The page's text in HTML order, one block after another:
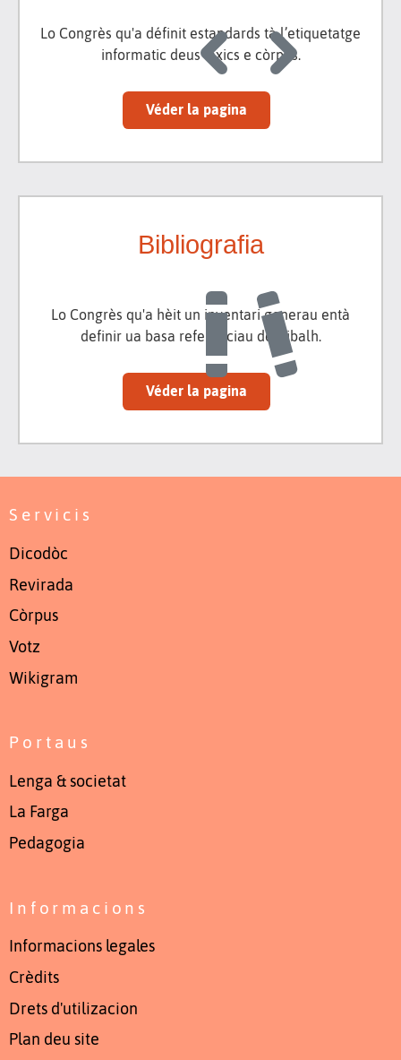
Lo Congrès qu'a définit estandards tà l’etiquetatge
informatic deus lexics e còrpus.
Véder la pagina
Bibliografia
Lo Congrès qu'a hèit un inventari generau entà
definir ua basa referenciau de tribalh.
Véder la pagina
Servicis
Dicodòc
Revirada
Còrpus
Votz
Wikigram
Portaus
Lenga & societat
La Farga
Pedagogia
Informacions
Informacions legales
Crèdits
Drets d'utilizacion
Plan deu site